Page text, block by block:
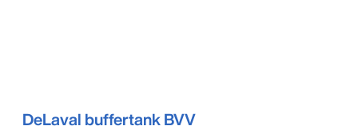
DeLaval buffertank BVV